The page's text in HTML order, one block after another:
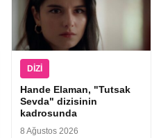
DIZI
Hande Elaman, "Tutsak
Sevda" dizisinin
kadrosunda
8 Ağustos 2026